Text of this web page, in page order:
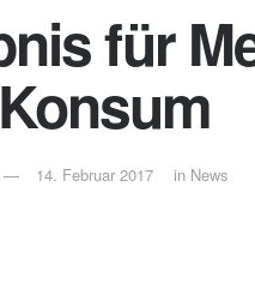
für
14. Februar 2017 in News